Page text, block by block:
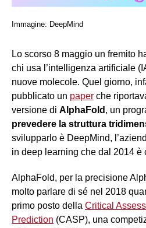
Immagine: DeepMind
Lo scorso 8 maggio un fremito
chi usa l’intelligenza artificiale
nuove molecole. Quel giorno,
pubblicato un paper che
versione di AlphaFold , un
prevedere la struttura
svilupparlo è DeepMind,
in deep learning che dal 2014 è
AlphaFold, per la precisione
molto parlare di sé nel 2018
primo posto della Critical
Prediction (CASP), una